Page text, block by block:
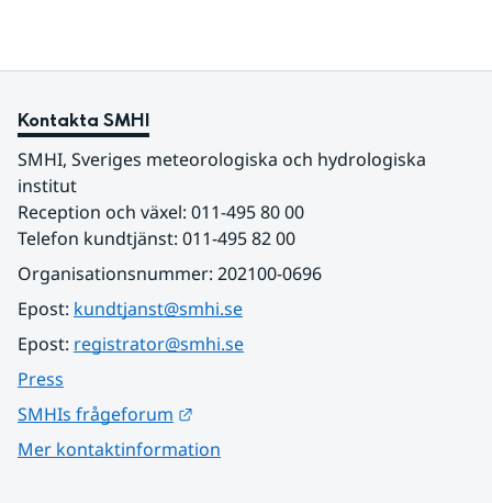
Kontakta SMHI
SMHI, Sveriges meteorologiska och hydrologiska
institut
Reception och växel: 011-495 80 00
Telefon kundtjänst: 011-495 82 00
Organisationsnummer: 202100-0696
Epost: kundtjanst@smhi.se
Epost: registrator@smhi.se
Press
SMHIs frågeforum
Mer kontaktinformation